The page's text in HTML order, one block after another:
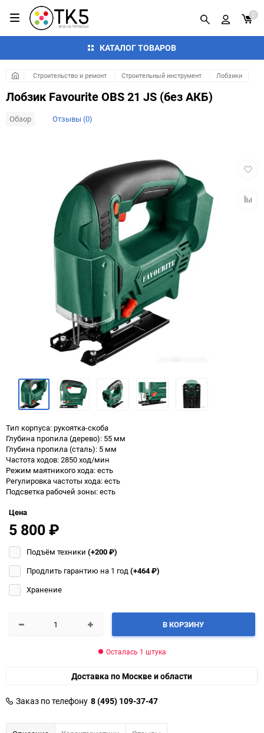
КАТАЛОГ ТОВАРОВ
0
Строительство и ремонт Строительный инструмент Лобзики
Лобзик Favourite OBS 21 JS (без АКБ)
Обзор Отзывы (0)
Тип корпуса: рукоятка-скоба
Глубина пропила (дерево): 55 мм
Глубина пропила (сталь): 5 мм
Частота ходов: 2850 ход/мин
Режим маятникого хода: есть
Регулировка частоты хода: есть
Подсветка рабочей зоны: есть
Цена
5 800₽
Подъём техники (+200₽)
Продлить гарантию на 1 год(+464₽)
Хранение
В КОРЗИНУ
Осталась 1 штука
Доставка по Москве и области
Заказ по телефону 8 (495) 109-37-47